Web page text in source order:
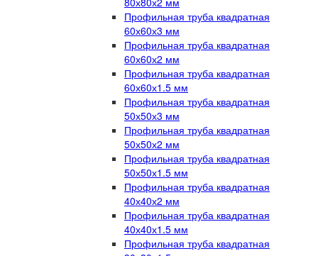
Профильная труба квадратная
60х60х3 мм
Профильная труба квадратная
60х60х2 мм
Профильная труба квадратная
60х60х1.5 мм
Профильная труба квадратная
50х50х3 мм
Профильная труба квадратная
50х50х2 мм
Профильная труба квадратная
50х50х1.5 мм
Профильная труба квадратная
40х40х2 мм
Профильная труба квадратная
40х40х1.5 мм
Профильная труба квадратная